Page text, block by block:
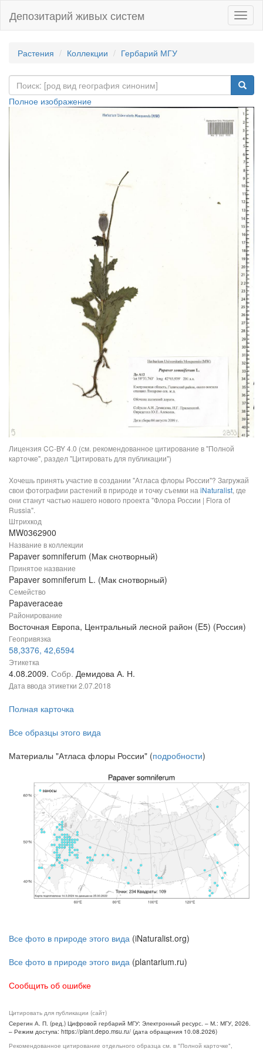
Депозитарий живых систем
Растения Коллекции Гербарий МГУ
Полное изображение
Лицензия CC-BY 4.0 (см. рекомендованное цитирование в "Полной
карточке", раздел "Цитировать для публикации")
Хочешь принять участие в создании "Атласа флоры России"? Загружай
свои фотографии растений в природе и точку съемки на iNaturalist, где
они станут частью нашего нового проекта "Флора России | Flora of
Russia".
Штрихкод
MW0362900
Название в коллекции
Papaver somniferum (Мак снотворный)
Принятое название
Papaver somniferum L. (Мак снотворный)
Семейство
Papaveraceae
Районирование
Восточная Европа, Центральный лесной район (E5) (Россия)
Геопривязка
58,3376, 42,6594
Этикетка
4.08.2009. Собр. Демидова А. Н.
Дата ввода этикетки 2.07.2018
Полная карточка
Все образцы этого вида
Материалы "Атласа флоры России" (подробности)
Все фото в природе этого вида (iNaturalist.org)
Все фото в природе этого вида (plantarium.ru)
Сообщить об ошибке
Цитировать для публикации (сайт)
Серегин А. П. (ред.) Цифровой гербарий МГУ: Электронный ресурс. – М.: МГУ, 2026.
– Режим доступа: https://plant.depo.msu.ru/ (дата обращения 10.08.2026)
Рекомендованное цитирование отдельного образца см. в "Полной карточке",